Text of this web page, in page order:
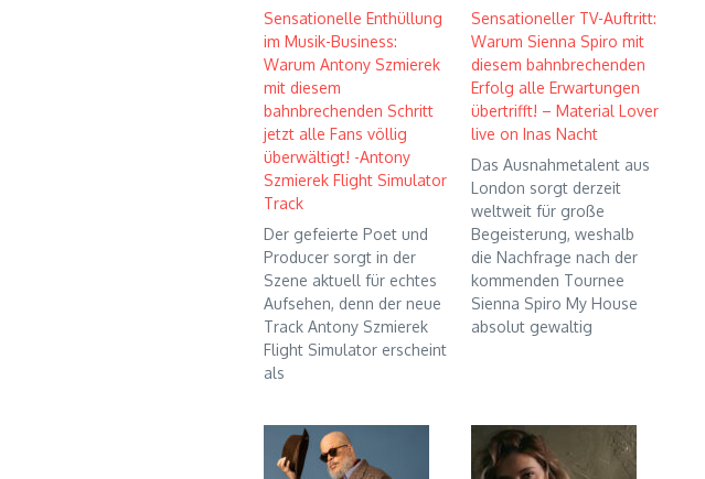
Sensationelle Enthüllung
im Musik-Business:
Warum Antony Szmierek
mit diesem
bahnbrechenden Schritt
jetzt alle Fans völlig
überwältigt! -Antony
Szmierek Flight Simulator
Track
Der gefeierte Poet und
Producer sorgt in der
Szene aktuell für echtes
Aufsehen, denn der neue
Track Antony Szmierek
Flight Simulator erscheint
als
Sensationeller TV-Auftritt:
Warum Sienna Spiro mit
diesem bahnbrechenden
Erfolg alle Erwartungen
übertrifft! – Material Lover
live on Inas Nacht
Das Ausnahmetalent aus
London sorgt derzeit
weltweit für große
Begeisterung, weshalb
die Nachfrage nach der
kommenden Tournee
Sienna Spiro My House
absolut gewaltig